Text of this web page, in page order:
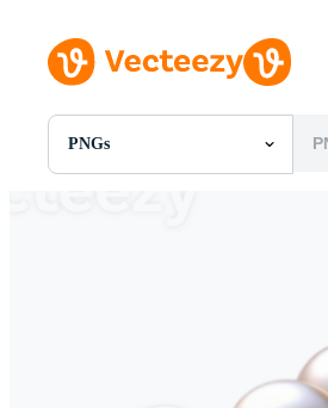
PNGs
Alle Bilder
Redaktionelle Bilder